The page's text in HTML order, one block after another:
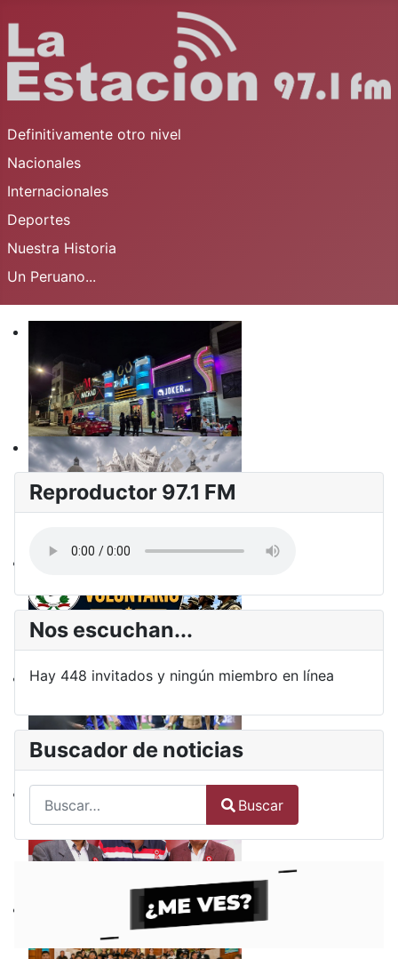
Definitivamente otro nivel
Nacionales
Internacionales
Deportes
Nuestra Historia
Un Peruano...
Reproductor 97.1 FM
Nos escuchan...
Hay 448 invitados y ningún miembro en línea
Buscador de noticias
Type 2 or more characters for results.
Buscar